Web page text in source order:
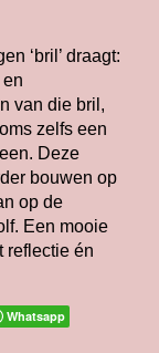
‘bril’ draagt:
van die bril,
zelfs een
Deze
bouwen op
op de
Een mooie
reflectie én
Whatsapp